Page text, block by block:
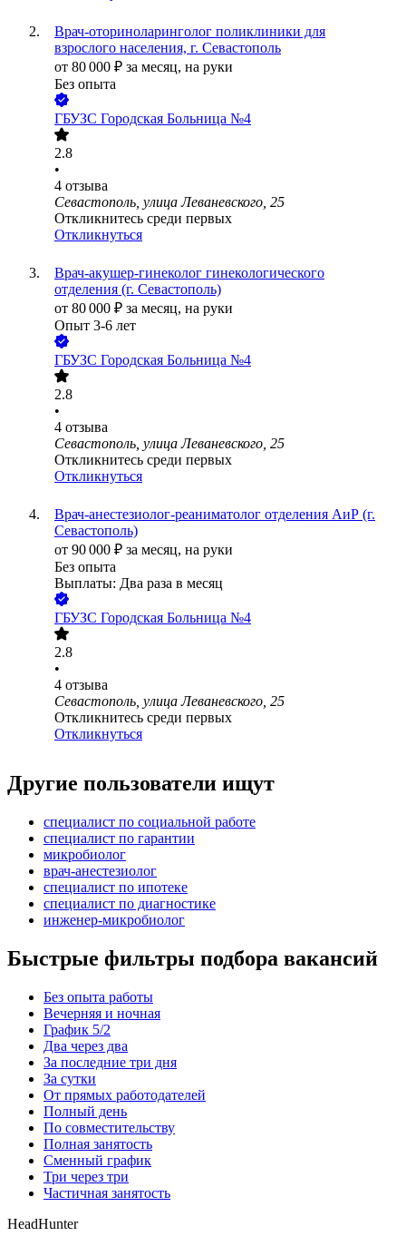
Врач-оториноларинголог поликлиники для
взрослого населения, г. Севастополь
от 80 000 ₽ за месяц, на руки
Без опыта
ГБУЗС Городская Больница №4
2.8
•
4 отзыва
Севастополь, улица Леваневского, 25
Откликнитесь среди первых
Откликнуться
Врач-акушер-гинеколог гинекологического
отделения (г. Севастополь)
от 80 000 ₽ за месяц, на руки
Опыт 3-6 лет
ГБУЗС Городская Больница №4
2.8
•
4 отзыва
Севастополь, улица Леваневского, 25
Откликнитесь среди первых
Откликнуться
Врач-анестезиолог-реаниматолог отделения АиР (г.
Севастополь)
от 90 000 ₽ за месяц, на руки
Без опыта
Выплаты: Два раза в месяц
ГБУЗС Городская Больница №4
2.8
•
4 отзыва
Севастополь, улица Леваневского, 25
Откликнитесь среди первых
Откликнуться
Другие пользователи ищут
специалист по социальной работе
специалист по гарантии
микробиолог
врач-анестезиолог
специалист по ипотеке
специалист по диагностике
инженер-микробиолог
Быстрые фильтры подбора вакансий
Без опыта работы
Вечерняя и ночная
График 5/2
Два через два
За последние три дня
За сутки
От прямых работодателей
Полный день
По совместительству
Полная занятость
Сменный график
Три через три
Частичная занятость
HeadHunter